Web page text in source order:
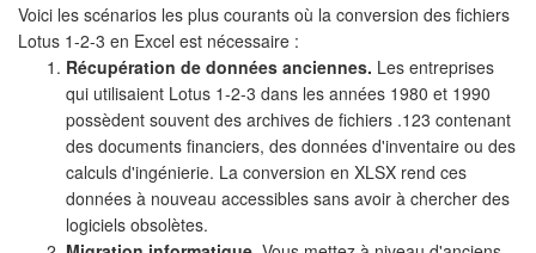
Voici les scénarios les plus courants où la conversion des fichiers
Lotus 1-2-3 en Excel est nécessaire :
Récupération de données anciennes. Les entreprises
qui utilisaient Lotus 1-2-3 dans les années 1980 et 1990
possèdent souvent des archives de fichiers .123 contenant
des documents financiers, des données d'inventaire ou des
calculs d'ingénierie. La conversion en XLSX rend ces
données à nouveau accessibles sans avoir à chercher des
logiciels obsolètes.